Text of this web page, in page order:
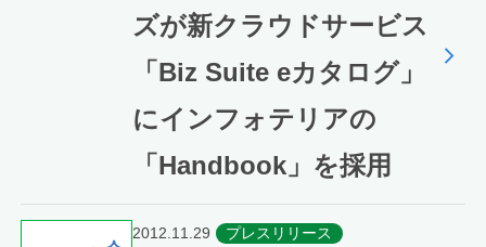
ズが新クラウドサービス
「Biz Suite eカタログ」
にインフォテリアの
「Handbook」を採用
2012.11.29 プレスリリース